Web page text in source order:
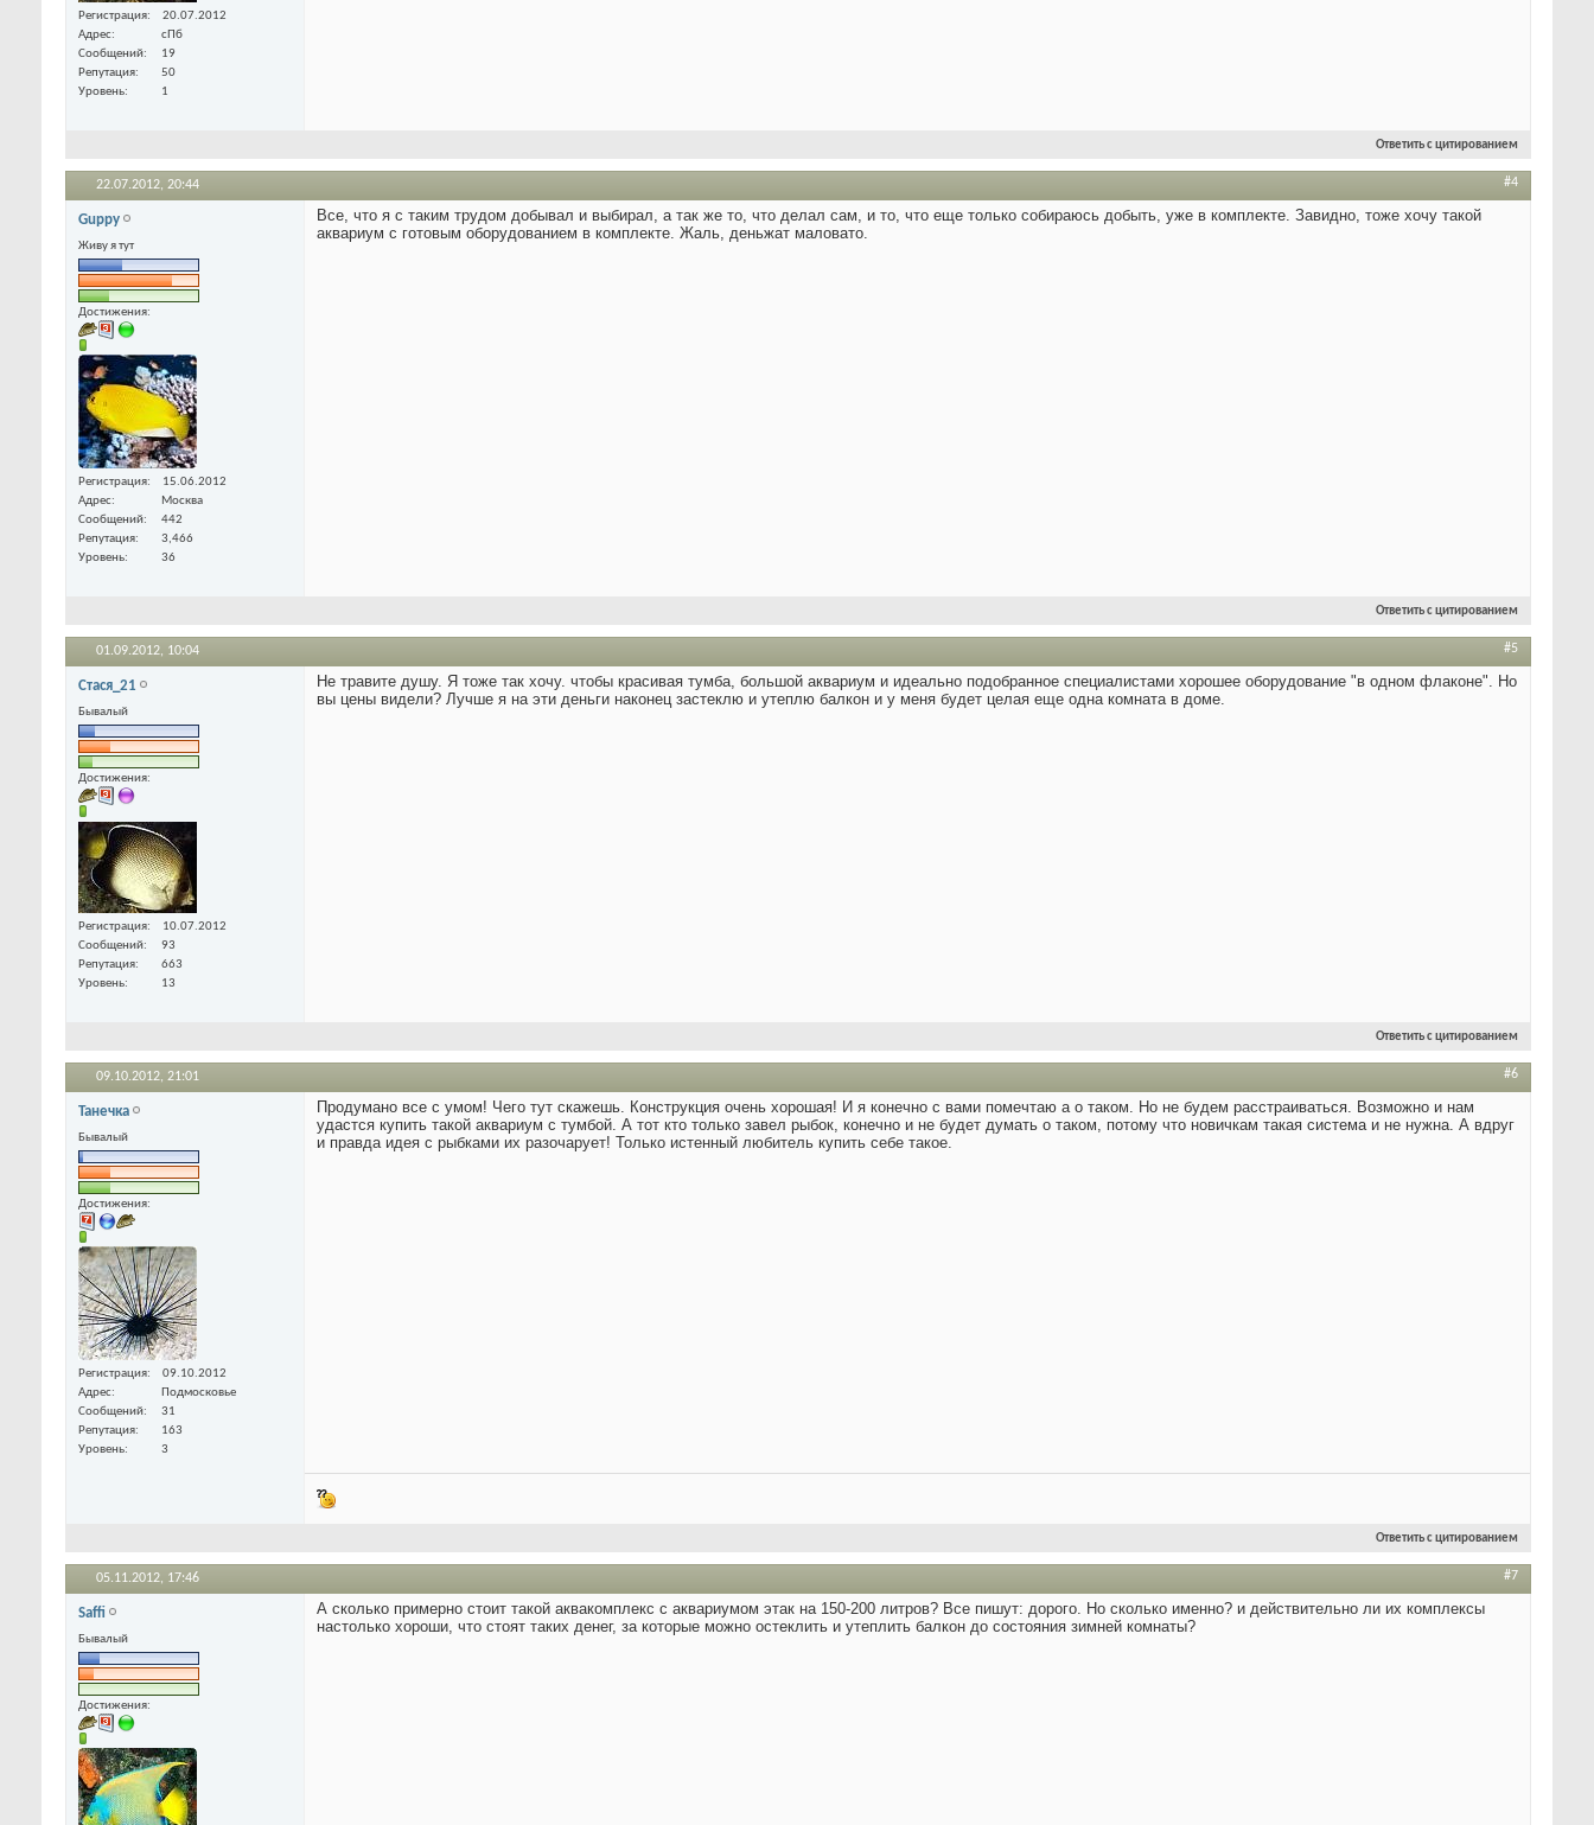
Регистрация
20.07.2012
Адрес
сПб
Сообщений
19
Репутация
50
Уровень
1
Ответить с цитированием
22.07.2012, 20:44 #4
Guppy
Живу я тут
Достижения:
Регистрация
15.06.2012
Адрес
Москва
Сообщений
442
Репутация
3,466
Уровень
36
Все, что я с таким трудом добывал и выбирал, а так же то, что делал сам, и то, что еще только собираюсь добыть, уже в комплекте. Завидно, тоже хочу такой
аквариум с готовым оборудованием в комплекте. Жаль, деньжат маловато.
Ответить с цитированием
01.09.2012, 10:04 #5
Стася_21
Бывалый
Достижения:
Регистрация
10.07.2012
Сообщений
93
Репутация
663
Уровень
13
Не травите душу. Я тоже так хочу. чтобы красивая тумба, большой аквариум и идеально подобранное специалистами хорошее оборудование "в одном флаконе". Но
вы цены видели? Лучше я на эти деньги наконец застеклю и утеплю балкон и у меня будет целая еще одна комната в доме.
Ответить с цитированием
09.10.2012, 21:01 #6
Танечка
Бывалый
Достижения:
Регистрация
09.10.2012
Адрес
Подмосковье
Сообщений
31
Репутация
163
Уровень
3
Продумано все с умом! Чего тут скажешь. Конструкция очень хорошая! И я конечно с вами помечтаю а о таком. Но не будем расстраиваться. Возможно и нам
удастся купить такой аквариум с тумбой. А тот кто только завел рыбок, конечно и не будет думать о таком, потому что новичкам такая система и не нужна. А вдруг
и правда идея с рыбками их разочарует! Только истенный любитель купить себе такое.
Ответить с цитированием
05.11.2012, 17:46 #7
Saffi
Бывалый
Достижения:
А сколько примерно стоит такой аквакомплекс с аквариумом этак на 150-200 литров? Все пишут: дорого. Но сколько именно? и действительно ли их комплексы
настолько хороши, что стоят таких денег, за которые можно остеклить и утеплить балкон до состояния зимней комнаты?